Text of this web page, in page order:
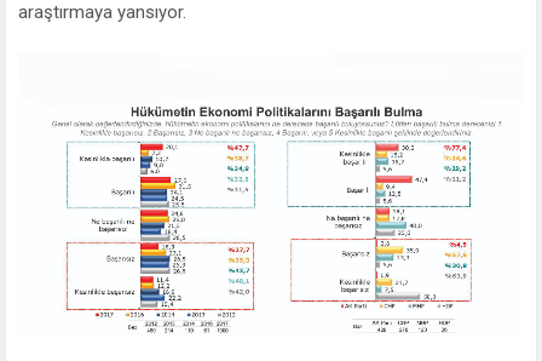
araştırmaya yansıyor.